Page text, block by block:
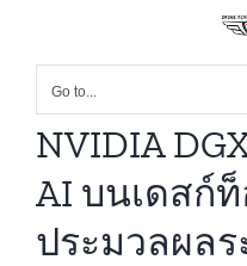
Go to...
NVIDIA
AI บนเดสก์
ประมวลผลร